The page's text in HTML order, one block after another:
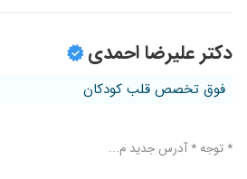
دکتر علیرضا احمدی
فوق تخصص قلب کودکان
* توجه * آدرس جدید م...